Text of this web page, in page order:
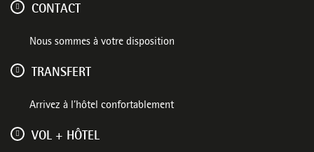
CONTACT
Nous sommes à votre disposition
TRANSFERT
Arrivez à l’hôtel confortablement
VOL + HÔTEL